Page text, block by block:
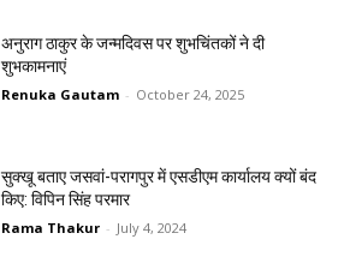
अनुराग ठाकुर के जन्मदिवस पर शुभचिंतकों ने दी
शुभकामनाएं
Renuka Gautam - October 24, 2025
सुक्खू बताए जसवां-परागपुर में एसडीएम कार्यालय क्यों बंद
किए: विपिन सिंह परमार
Rama Thakur - July 4, 2024